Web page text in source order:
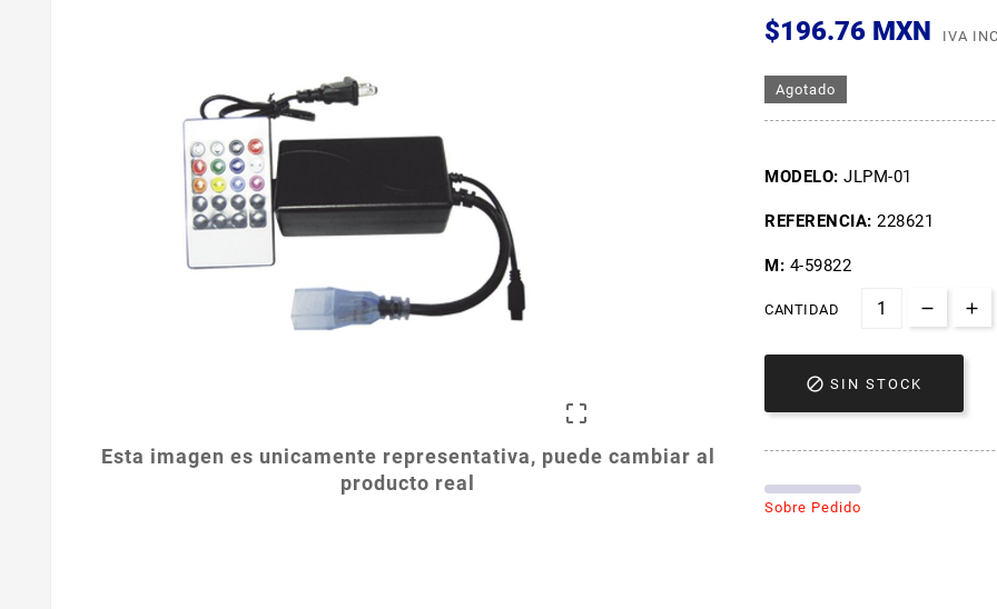

Esta imagen es unicamente representativa, puede cambiar al
producto real
$196.76 MXN
IVA
Agotado
MODELO: JLPM-01
REFERENCIA: 228621
M: 4-59822
CANTIDAD
 SIN STOCK
Sobre Pedido